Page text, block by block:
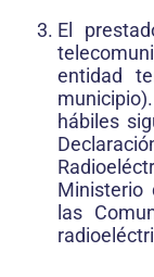
El
entidad
hábiles
Ministerio
las